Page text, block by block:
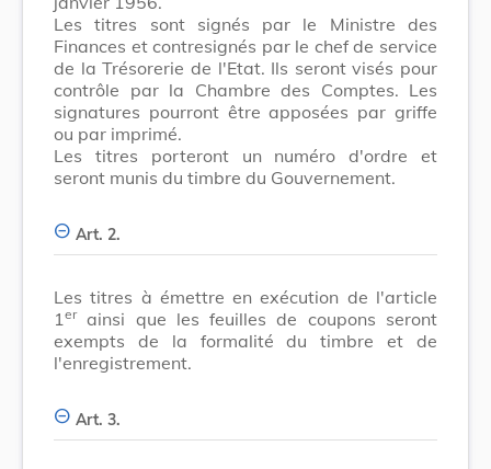
Les titres sont signés par le Ministre des
Finances et contresignés par le chef de service
de la Trésorerie de l'Etat. Ils seront visés pour
contrôle par la Chambre des Comptes. Les
signatures pourront être apposées par griffe
ou par imprimé.
Les titres porteront un numéro d'ordre et
seront munis du timbre du Gouvernement.
Art. 2.
Les titres à émettre en exécution de l'article
1 erainsi que les feuilles de coupons seront
exempts de la formalité du timbre et de
l'enregistrement.
Art. 3.